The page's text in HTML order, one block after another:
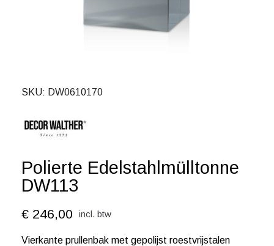
SKU DW0610170
Polierte Edelstahlmülltonne
DW113
€ 246,00 incl. btw
Vierkante prullenbak met gepolijst roestvrijstalen